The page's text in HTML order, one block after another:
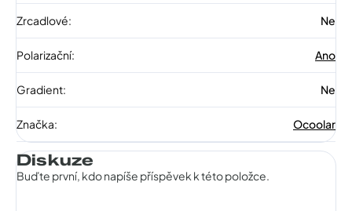
Zrcadlové: Ne
Polarizační: Ano
Gradient: Ne
Značka: Ocoolar
Diskuze
Buďte první, kdo napíše příspěvek k této položce.